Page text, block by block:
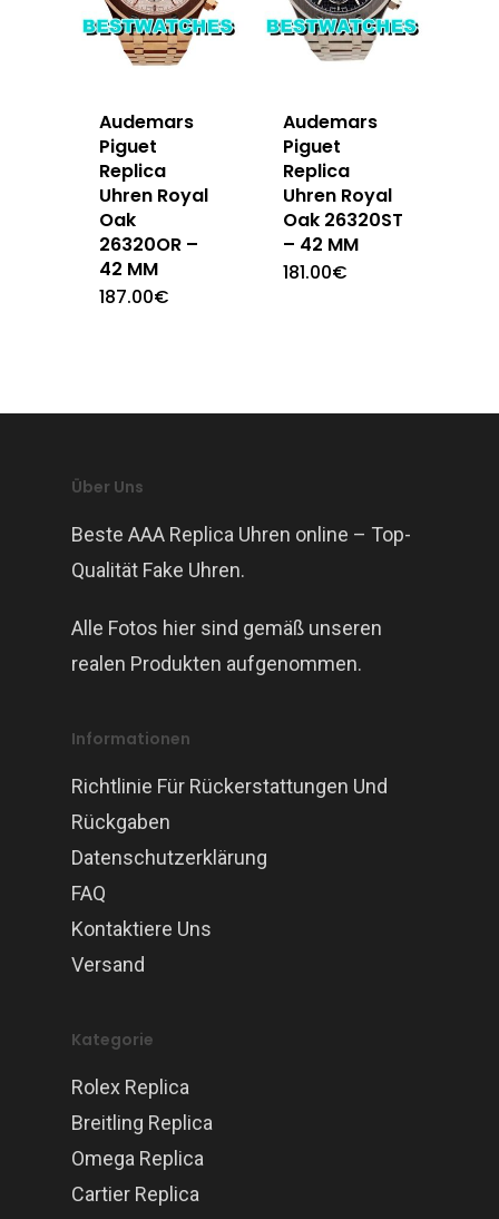
Audemars
Piguet
Replica
Uhren Royal
Oak
26320OR –
42 MM
187.00€
Audemars
Piguet
Replica
Uhren Royal
Oak 26320ST
– 42 MM
181.00€
Über Uns
Beste AAA Replica Uhren online – Top-
Qualität Fake Uhren.
Alle Fotos hier sind gemäß unseren
realen Produkten aufgenommen.
Informationen
Richtlinie Für Rückerstattungen Und
Rückgaben
Datenschutzerklärung
FAQ
Kontaktiere Uns
Versand
Kategorie
Rolex Replica
Breitling Replica
Omega Replica
Cartier Replica